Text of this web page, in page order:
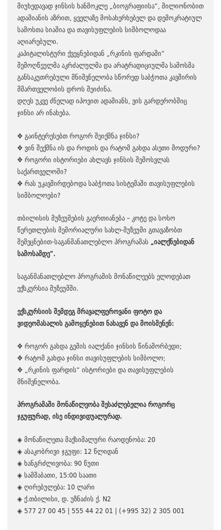
მიუხედავად ჯინსის ხანმოკლე „ბიოგრაფიისა“, მილიონობით
ადამიანის აზრით, ყველაზე მოსახერხებელ და დემოკრატიულ
სამოსთა სიაშია და თავისუფლების სიმბოლოდაა
აღიარებული.
კაპიტალისტური ქვეყნებიდან „რკინის ფარდაში“
შემოღწეულმა აკრძალულმა და არატრადიციულმა სამოსმა
განსაკუთრებული მნიშვნელობა სწორედ საბჭოთა კავშირის
მმართველობის დროს შეიძინა.
დღეს უკვე ძნელად იპოვით ადამიანს, ვის გარდერობშიც
ჯინსი არ ინახება.
✥ გაინტერესებთ როგორ შეიქმნა ჯინსი?
✥ ვინ შექმნა ის და როდის და რატომ გახდა ასეთი მოდური?
✥ როგორი ისტორიები ახლავს ჯინსის შემოსვლას
საქართველოში?
✥ რას უკავშირდებოდა საბჭოთა სისტემაში თავისუფლების
სიმბოლოები?
თბილისის მუზეუმების გაერთიანება – კოტე და სოსო
წერეთლების მემორიალური სახლ-მუზეუმი გთავაზობთ
შემეცნებით-საგანმანათლებლო პროგრამას „იალქნებიდან
სამოსამდე“.
საგანმანათლებლო პროგრამის მონაწილეებს ელოდებათ
ექსკურსია მუზეუმში.
ექსკურსიის შემდეგ მრავალფეროვანი ფოტო და
ვიდეომასალის გამოყენებით ნახავენ და მოისმენენ:
✥ როგორ გახდა გემის იალქანი ჯინსის წინამორბედი;
✥ რატომ გახდა ჯინსი თავისუფლების სიმბოლო;
✥ „რკინის ფარდის“ ისტორიები და თავისუფლების
მნიშვნელობა.
პროგრამაში მონაწილეობა შესაძლებელია როგორც
ჯგუფურად, ისე ინდივიდუალურად.
◈ მონაწილეთა მაქსიმალური რაოდენობა: 20
◈ ასაკობრივი ჯგუფი: 12 წლიდან
◈ ხანგრძლივობა: 90 წუთი
◈ სამშაბათი, 15:00 საათი
◈ ღირებულება: 10 ლარი
◈ ქ.თბილისი, დ. უზნაძის ქ. N2
◈ 577 27 00 45 | 555 44 22 01 | (+995 32) 2 305 001